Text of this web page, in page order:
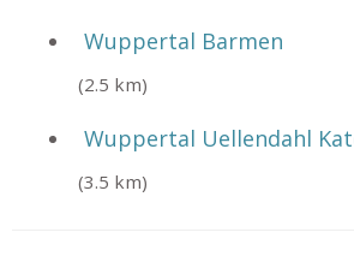
Wuppertal Barmen
(2.5 km)
Wuppertal Uellendahl
(3.5 km)